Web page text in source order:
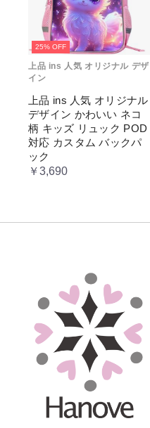
25% OFF
上品 ins 人気 オリジナル デザ
イン
上品 ins 人気 オリジナル
デザイン かわいい ネコ
柄 キッズ リュック POD
対応 カスタム バックパ
ック
￥3,690